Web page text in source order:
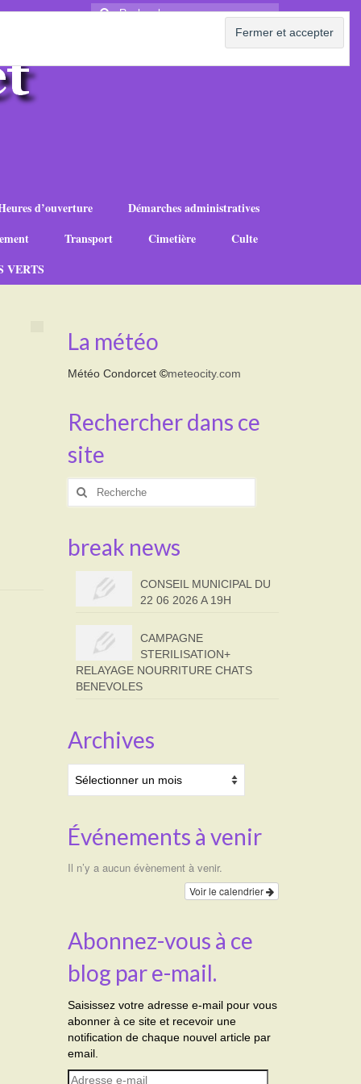
Rechercher
d’ouverture
Démarches administratives
Transport Cimetière
Culte
VERTS
La météo
Météo Condorcet©meteocity.com
Rechercher dans ce
site
Rechercher
break news
CONSEIL MUNICIPAL DU
22 06 2026 A 19H
CAMPAGNE
STERILISATION+
RELAYAGE NOURRITURE CHATS
BENEVOLES
Archives
Événements à venir
Il n’y a aucun évènement à venir.
Voir le calendrier
Abonnez-vous à ce
blog par e-mail.
Saisissez votre adresse e-mail pour vous
abonner à ce site et recevoir une
notification de chaque nouvel article par
email.
Adresse